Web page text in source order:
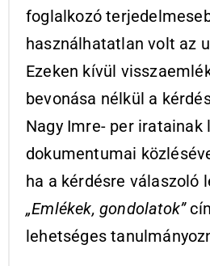
foglalkozó
használhatatlan volt az
Ezeken kívül
bevonása nélkül a
Nagy Imre- per
dokumentumai
ha a kérdésre
„Emlékek, gondolatok”
lehetséges